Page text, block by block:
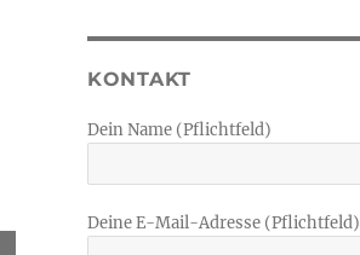
KONTAKT
Dein Name (Pflichtfeld)
Deine E-Mail-Adresse (Pflichtfeld)